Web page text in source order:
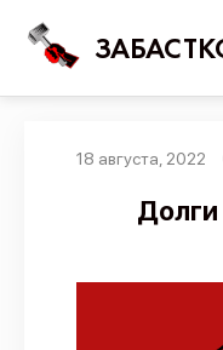
18 августа, 2022
Долги